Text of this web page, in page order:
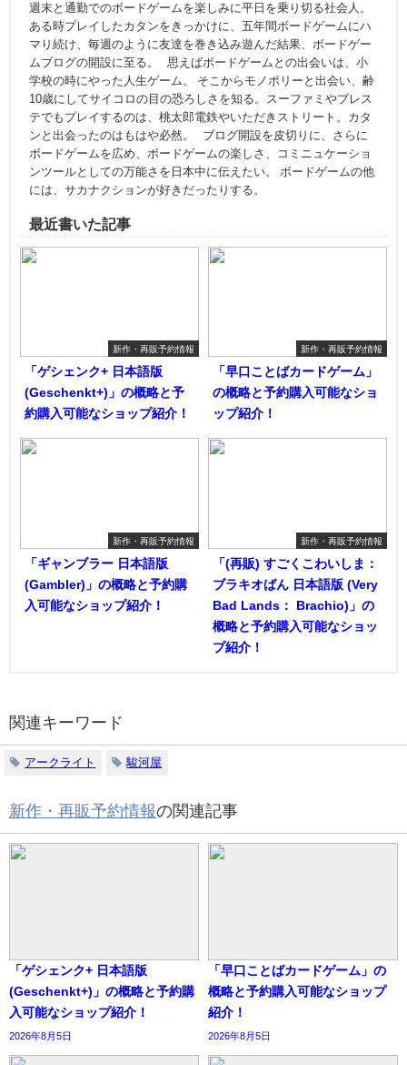
週末と通勤でのボードゲームを楽しみに平日を乗り切る社会人。
ある時プレイしたカタンをきっかけに、五年間ボードゲームにハ
マり続け、毎週のように友達を巻き込み遊んだ結果、ボードゲー
ムブログの開設に至る。 思えばボードゲームとの出会いは、小
学校の時にやった人生ゲーム。 そこからモノポリーと出会い、齢
10歳にしてサイコロの目の恐ろしさを知る。スーファミやプレス
テでもプレイするのは、桃太郎電鉄やいただきストリート。カタ
ンと出会ったのはもはや必然。 ブログ開設を皮切りに、さらに
ボードゲームを広め、ボードゲームの楽しさ、コミニュケーショ
ンツールとしての万能さを日本中に伝えたい。 ボードゲームの他
には、サカナクションが好きだったりする。
最近書いた記事
新作・再販予約情報
「ゲシェンク+ 日本語版
(Geschenkt+)」の概略と予
約購入可能なショップ紹介！
新作・再販予約情報
「早口ことばカードゲーム」
の概略と予約購入可能なショ
ップ紹介！
新作・再販予約情報
「ギャンブラー 日本語版
(Gambler)」の概略と予約購
入可能なショップ紹介！
新作・再販予約情報
「(再販) すごくこわいしま：
ブラキオばん 日本語版 (Very
Bad Lands： Brachio)」の
概略と予約購入可能なショッ
プ紹介！
関連キーワード
アークライト 駿河屋
新作・再販予約情報の関連記事
「ゲシェンク+ 日本語版
(Geschenkt+)」の概略と予約購
入可能なショップ紹介！
2026年8月5日
「早口ことばカードゲーム」の
概略と予約購入可能なショップ
紹介！
2026年8月5日